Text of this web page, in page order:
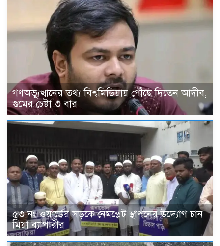
গণঅভ্যুত্থানের তথ্য বিশ্বমিডিয়ায় পৌঁছে দিতেন আদীব,
গুমের চেষ্টা ৩ বার
৫৩ নং ওয়ার্ডের সড়কে নেমপ্লেট স্থাপনের উদ্যোগ চান
মিয়া ব্যাপারীর